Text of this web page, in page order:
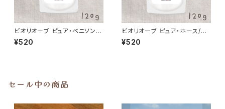
ビオリオーブ ピュア・ベニソン/
鹿100％ Bioliob 旧ヘルマン
¥520
ビオリオーブ ピュア・ホース/馬1
00％ Bioliob 旧ヘルマン
¥520
セール中の商品